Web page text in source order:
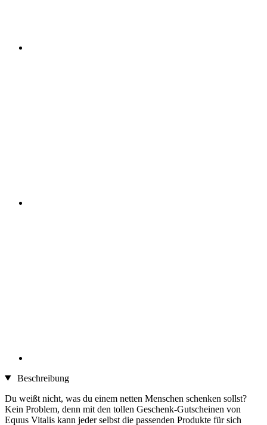
Beschreibung
Du weißt nicht, was du einem netten Menschen schenken sollst?
Kein Problem, denn mit den tollen Geschenk-Gutscheinen von
Equus Vitalis kann jeder selbst die passenden Produkte für sich